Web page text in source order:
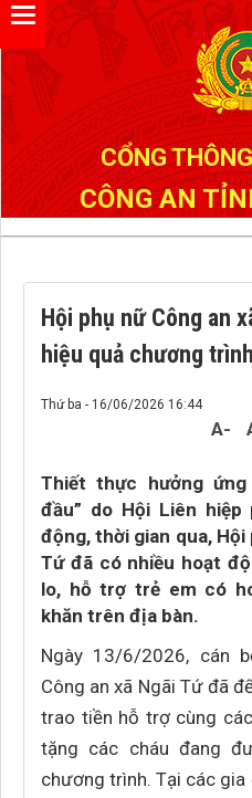
CỔNG
CÔNG AN
Hội phụ nữ Công an
hiệu quả chương
Thứ ba - 16/06/2026 16:44
A-
Thiết thực hưởng
đầu” do Hội Liên
động, thời gian qua, Hội
Tứ đã có nhiều hoạt
lo, hỗ trợ trẻ em có
khăn trên địa bàn.
Ngày 13/6/2026, cán
Công an xã Ngãi Tứ đã
trao tiền hỗ trợ cùng
tặng các cháu đang
chương trình. Tại các gia